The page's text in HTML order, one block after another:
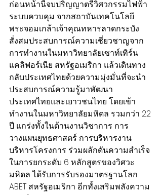
ก่อนหน้านี้จบปริญญาตรีวิศวกรรมไฟฟ้า
ระบบควบคุม จากสถาบันเทคโนโลยี
พระจอมเกล้าเจ้าคุณทหารลาดกระบัง
สั่งสมประสบการณ์ความเชี่ยวชาญจาก
การทำงานในมหาวิทยาลัยเซาท์เทิร์น
แคลิฟอร์เนีย สหรัฐอเมริกา แล้วเดินทาง
กลับประเทศไทยด้วยความมุ่งมั่นที่จะนำ
ประสบการณ์ความรู้มาพัฒนา
ประเทศไทยและเยาวชนไทย โดยเข้า
ทำงานในมหาวิทยาลัยมหิดล รวมกว่า 22
ปี แกร่งทั้งในด้านงานวิชาการ การ
วางแผนยุทธศาสตร์ การบริหารงาน
บริหารโครงการ ร่วมผลักดันความสำเร็จ
ในการยกระดับ 6 หลักสูตรของวิศวะ
มหิดล ได้รับการรับรองมาตรฐานโลก
ABET สหรัฐอเมริกา อีกทั้งเสริมพลังความ